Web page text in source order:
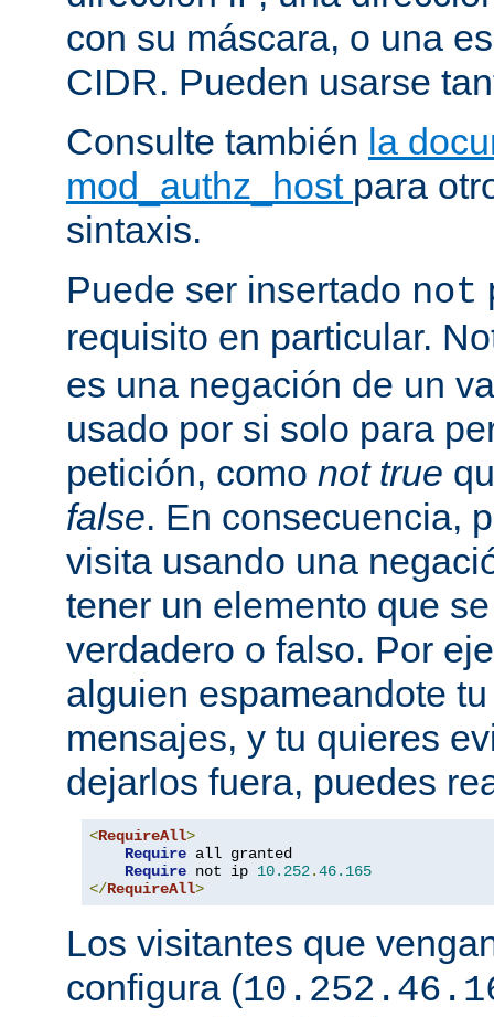
con su máscara, o una
CIDR. Pueden usarse
Consulte también la
mod_authz_host para
sintaxis.
Puede ser insertado not
requisito en particular.
es una negación de un
usado por si solo para
petición, como not true
false. En consecuencia,
visita usando una
tener un elemento que
verdadero o falso. Por
alguien espameandote
mensajes, y tu quieres
dejarlos fuera, puedes
<RequireAll>
Require all granted
Require not ip 10.252.46.165
</RequireAll>
Los visitantes que
configura (